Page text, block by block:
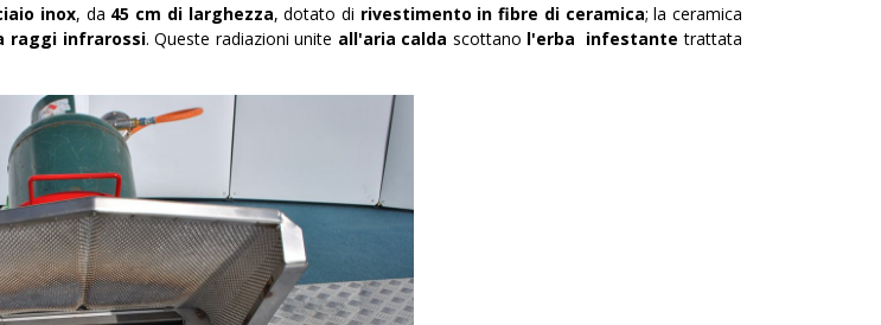
inox, da 45 cm di larghezza, dotato di rivestimento in fibre di ceramica; la ceramica
raggi infrarossi. Queste radiazioni unite all'aria calda scottano l'erba infestante trattata